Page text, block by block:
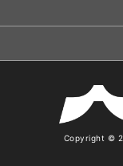
Copyright ©